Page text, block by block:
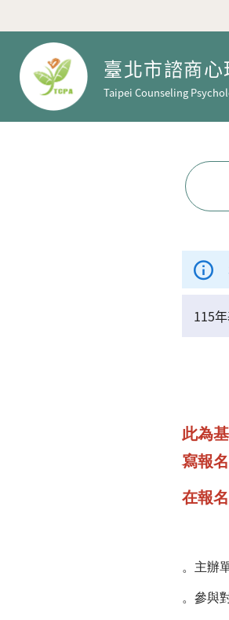
臺北市諮商
Taipei Counseling
115
此為
寫報
在報
。主辦
。參與